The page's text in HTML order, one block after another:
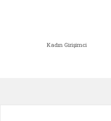
Kadın Girişimci